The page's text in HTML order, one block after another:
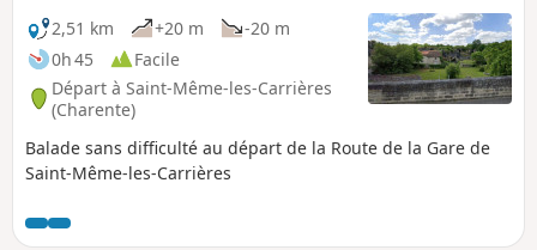
2,51 km
+20 m
-20 m
0h 45
Facile
Départ à Saint-Même-les-Carrières
(Charente)
Balade sans difficulté au départ de la Route de la Gare de
Saint-Même-les-Carrières